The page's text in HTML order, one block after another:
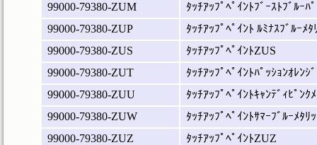
99000-79380-ZUM
ﾀｯﾁｱｯﾌﾟﾍﾟｲﾝﾄﾌﾞｰｽﾄﾌﾞﾙｰﾊ
99000-79380-ZUP
ﾀｯﾁｱｯﾌﾟﾍﾟｲﾝﾄ ﾙﾐﾅｽﾌﾞﾙｰﾒﾀ
99000-79380-ZUS
ﾀｯﾁｱｯﾌﾟﾍﾟｲﾝﾄZUS
99000-79380-ZUT
ﾀｯﾁｱｯﾌﾟﾍﾟｲﾝﾄﾊﾟｯｼｮﾝｵﾚﾝｼﾞ
99000-79380-ZUU
ﾀｯﾁｱｯﾌﾟﾍﾟｲﾝﾄｷｬﾝﾃﾞｨﾋﾟﾝｸ
99000-79380-ZUW
ﾀｯﾁｱｯﾌﾟﾍﾟｲﾝﾄｻﾏｰﾌﾞﾙｰﾒﾀﾘ
99000-79380-ZUZ
ﾀｯﾁｱｯﾌﾟﾍﾟｲﾝﾄZUZ